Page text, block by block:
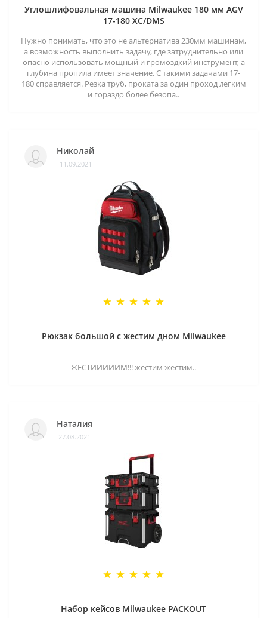
Углошлифовальная машина Milwaukee 180 мм AGV
17-180 XC/DMS
Нужно понимать, что это не альтернатива 230мм машинам,
а возможность выполнить задачу, где затруднительно или
опасно использовать мощный и громоздкий инструмент, а
глубина пропила имеет значение. С такими задачами 17-
180 справляется. Резка труб, проката за один проход легким
и гораздо более безопа..
Николай
11.09.2021
Рюкзак большой с жестим дном Milwaukee
ЖЕСТИИИИИМ!!! жестим жестим..
Наталия
27.08.2021
Набор кейсов Milwaukee PACKOUT